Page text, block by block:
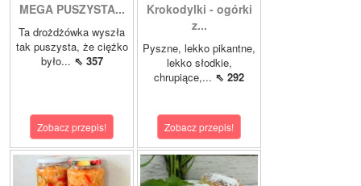
MEGA PUSZYSTA...
Ta drożdżówka wyszła
tak puszysta, że ciężko
było... ⇖ 357
Zobacz przepis!
Krokodylki - ogórki
z...
Pyszne, lekko pikantne,
lekko słodkie,
chrupiące,... ⇖ 292
Zobacz przepis!